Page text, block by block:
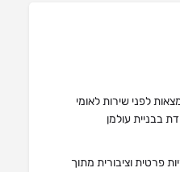
לפני שירות לאומי
בבניית עולמן
פרטית וציבורית מתוך